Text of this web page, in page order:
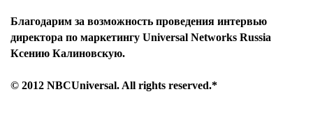
Благодарим за возможность проведения интервью
директора по маркетингу Universal Networks Russia
Ксению Калиновскую.
© 2012 NBCUniversal. All rights reserved.*